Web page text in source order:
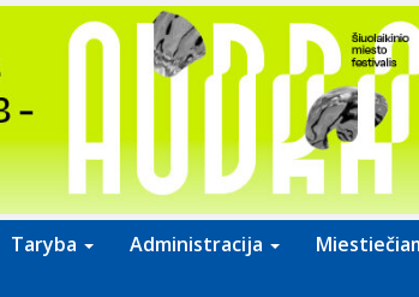
Taryba Administracija